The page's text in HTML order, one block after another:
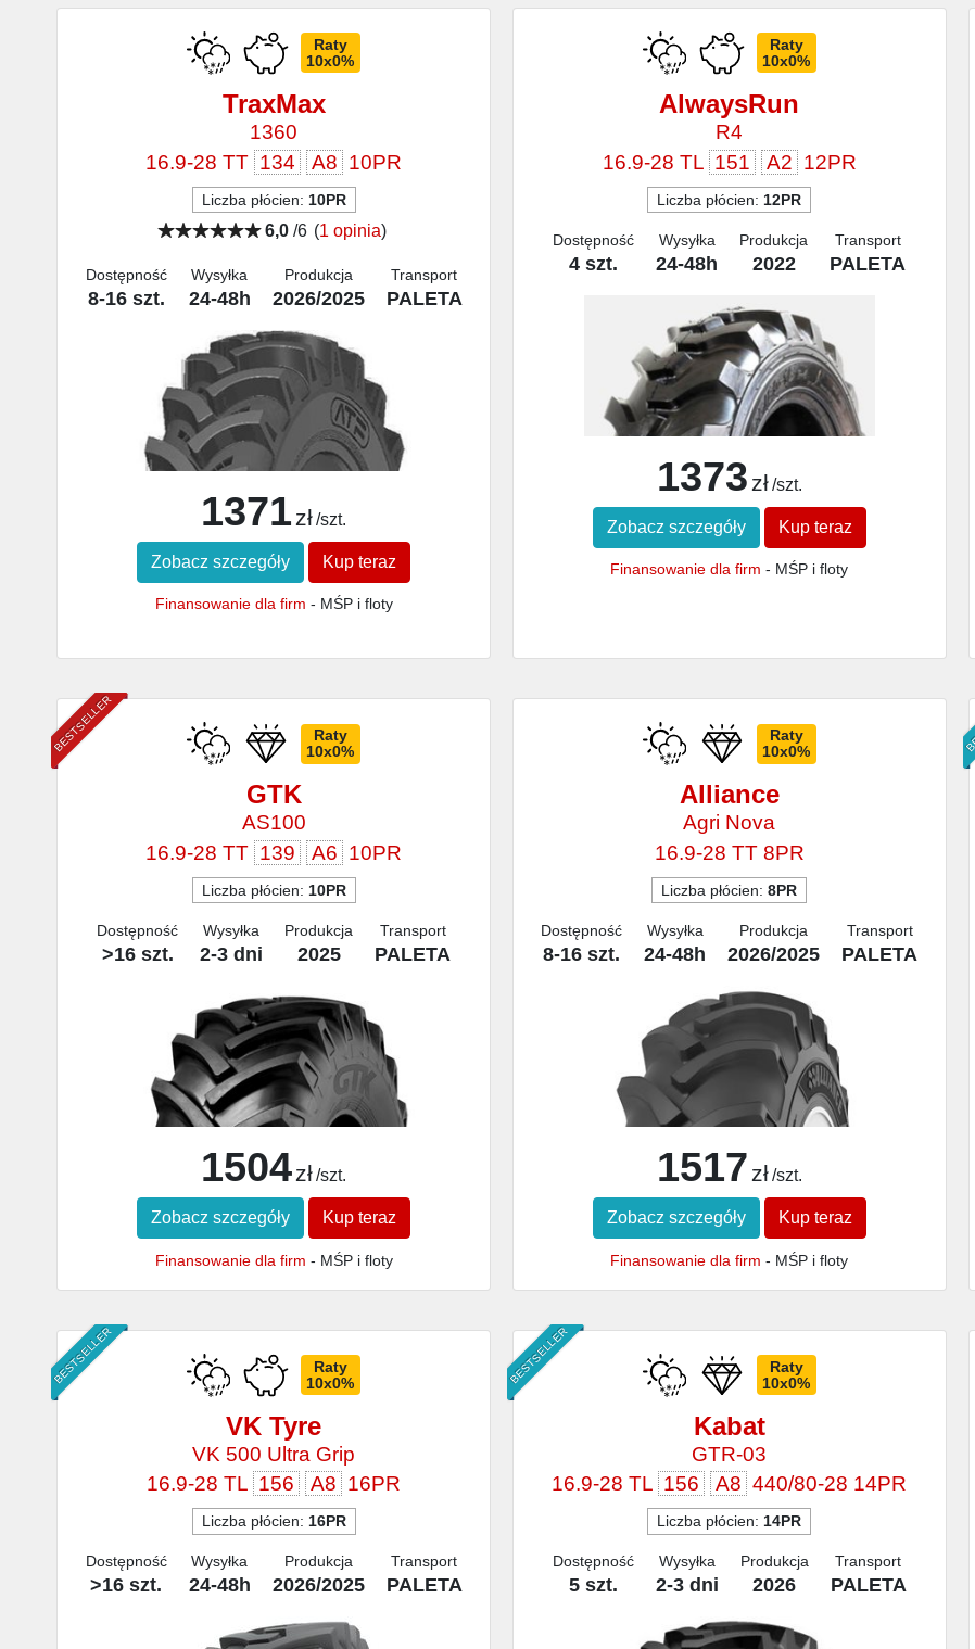
Raty
10x0%
TraxMax
1360
16.9-28 TT 134 A8 10PR
Liczba płócien: 10PR
6,0/6 (1 opinia)
Dostępność
8-16 szt.
Wysyłka
24-48h
Produkcja
2026/2025
Transport
PALETA
1371 zł/szt.
Zobacz szczegóły Kup teraz
Finansowanie dla firm - MŚP i floty
Raty
10x0%
AlwaysRun
R4
16.9-28 TL 151 A2 12PR
Liczba płócien: 12PR
Dostępność
4 szt.
Wysyłka
24-48h
Produkcja
2022
Transport
PALETA
1373 zł/szt.
Zobacz szczegóły Kup teraz
Finansowanie dla firm - MŚP i floty
BESTSELLER
Raty
10x0%
GTK
AS100
16.9-28 TT 139 A6 10PR
Liczba płócien: 10PR
Dostępność
>16 szt.
Wysyłka
2-3 dni
Produkcja
2025
Transport
PALETA
1504zł/szt.
Zobacz szczegóły Kup teraz
Finansowanie dla firm - MŚP i floty
Raty
10x0%
Alliance
Agri Nova
16.9-28 TT 8PR
Liczba płócien:8PR
Dostępność
8-16 szt.
Wysyłka
24-48h
Produkcja
2026/2025
Transport
PALETA
1517 zł/szt.
Zobacz szczegóły Kup teraz
Finansowanie dla firm - MŚP i floty
BESTSELLER
Raty
10x0%
VK Tyre
VK 500 Ultra Grip
16.9-28 TL 156 A8 16PR
Liczba płócien: 16PR
Dostępność
>16 szt.
Wysyłka
24-48h
Produkcja
2026/2025
Transport
PALETA
BESTSELLER
Raty
10x0%
Kabat
GTR-03
16.9-28 TL 156 A8 440/80-28 14PR
Liczba płócien:14PR
Dostępność
5 szt.
Wysyłka
2-3 dni
Produkcja
2026
Transport
PALETA